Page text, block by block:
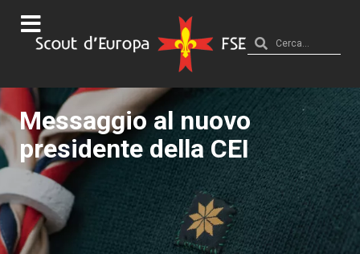
Messaggio al nuovo
presidente della CEI